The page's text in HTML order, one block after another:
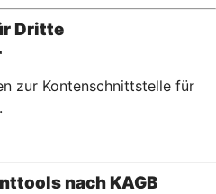
Dritte
zur Kontenschnittstelle für
nach KAGB